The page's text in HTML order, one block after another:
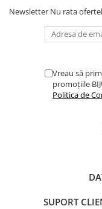
Newsletter Nu rata
Vreau să
promoțiile
Politica de
SUPORT